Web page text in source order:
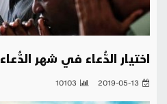
اختيار الدُّعاء في شهر الدُّعاء
2019-05-13
10103